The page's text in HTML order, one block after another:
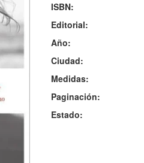
ISBN:
Editorial:
Año:
Ciudad:
Medidas:
Paginación:
Estado: